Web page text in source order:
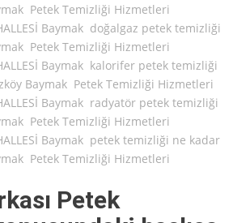
Petek Temizliği Hizmetleri
Baymak doğalgaz petek temizliği
Petek Temizliği Hizmetleri
Baymak kalorifer petek temizliği
Baymak Petek Temizliği Hizmetleri
Baymak radyatör petek temizliği
Petek Temizliği Hizmetleri
Baymak petek temizliği ne kadar
Petek Temizliği Hizmetleri
Petek